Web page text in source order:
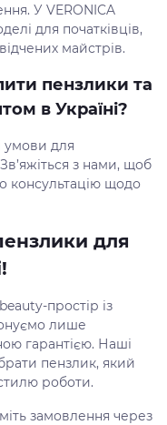
У VERONICA
для початківців,
майстрів.
пензлики та
в Україні?
умови для
з нами, щоб
консультацію щодо
для
простір із
лише
гарантією. Наші
пензлик, який
роботи.
замовлення через